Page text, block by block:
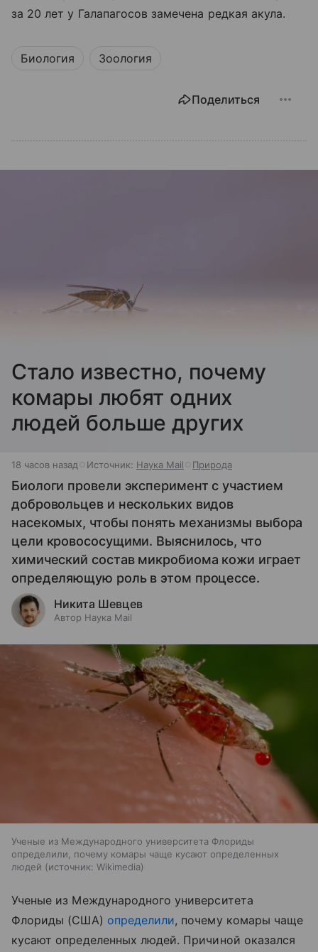
за 20 лет у Галапагосов замечена редкая акула.
Биология Зоология
Поделиться
Стало известно, почему
комары любят одних
людей больше других
18 часов назад Источник: Наука Mail Природа
Биологи провели эксперимент с участием
добровольцев и нескольких видов
насекомых, чтобы понять механизмы выбора
цели кровососущими. Выяснилось, что
химический состав микробиома кожи играет
определяющую роль в этом процессе.
Никита Шевцев
Автор Наука Mail
Ученые из Международного университета Флориды
определили, почему комары чаще кусают определенных
людей
источник: Wikimedia
Ученые из Международного университета
Флориды (США) определили, почему комары чаще
кусают определенных людей. Причиной оказался